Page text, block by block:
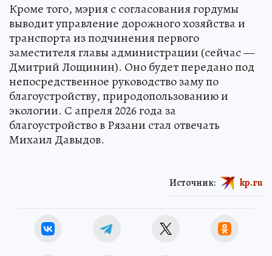
Кроме того, мэрия с согласования гордумы
выводит управление дорожного хозяйства и
транспорта из подчинения первого
заместителя главы администрации (сейчас —
Дмитрий Лощинин). Оно будет передано под
непосредственное руководство заму по
благоустройству, природопользованию и
экологии. С апреля 2026 года за
благоустройство в Рязани стал отвечать
Михаил Давыдов.
Источник: kp.ru